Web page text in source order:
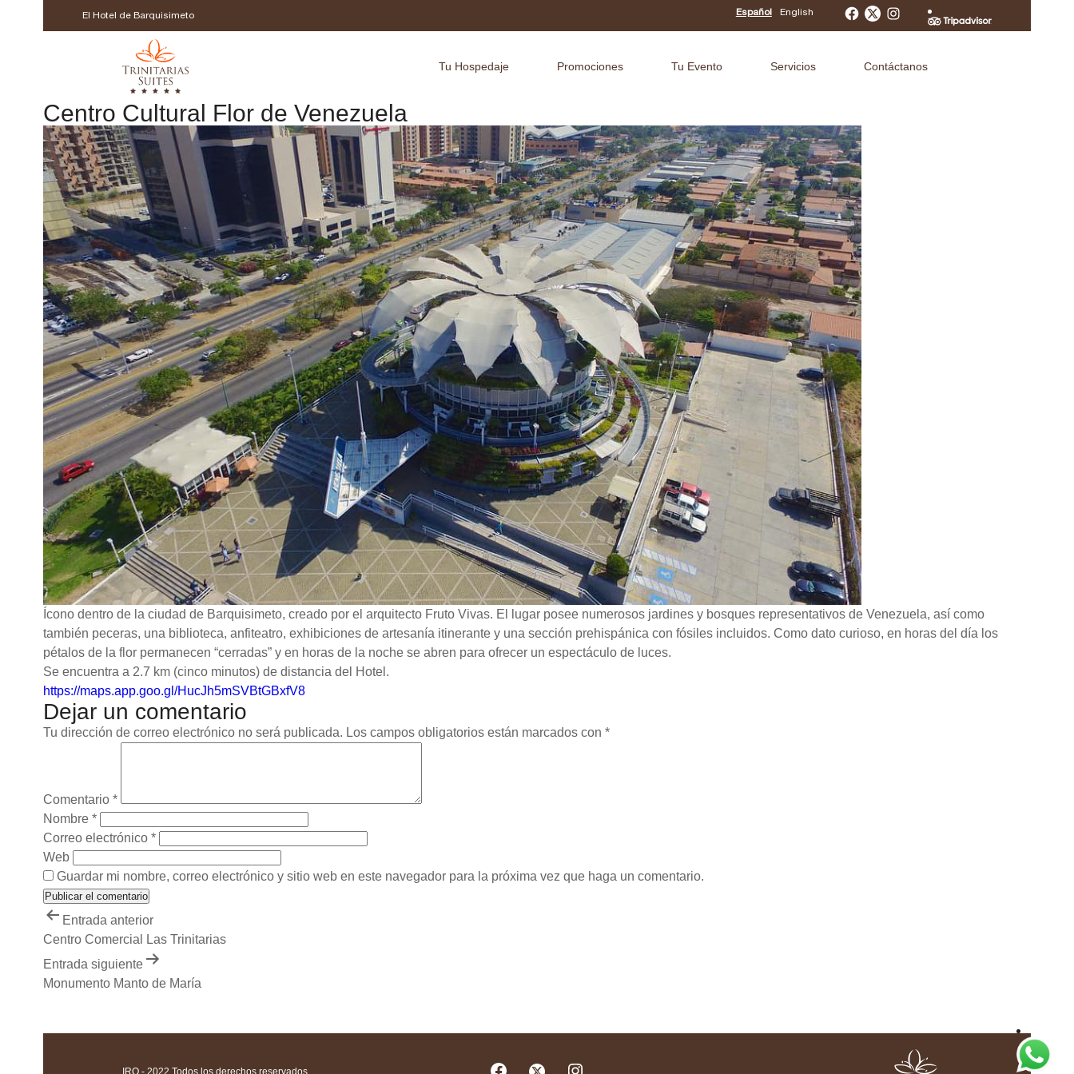
El Hotel de Barquisimeto Español English
Facebook Instagram
Tu Hospedaje Promociones Tu Evento Servicios Contáctanos
Centro Cultural Flor de Venezuela
Ícono dentro de la ciudad de Barquisimeto, creado por el arquitecto Fruto Vivas. El lugar posee numerosos jardines y bosques representativos de Venezuela, así como
también peceras, una biblioteca, anfiteatro, exhibiciones de artesanía itinerante y una sección prehispánica con fósiles incluidos. Como dato curioso, en horas del día los
pétalos de la flor permanecen “cerradas” y en horas de la noche se abren para ofrecer un espectáculo de luces.
Se encuentra a 2.7 km (cinco minutos) de distancia del Hotel.
https://maps.app.goo.gl/HucJh5mSVBtGBxfV8
Dejar un comentario
Tu dirección de correo electrónico no será publicada. Los campos obligatorios están marcados con *
Comentario *
Nombre *
Correo electrónico *
Web
Guardar mi nombre, correo electrónico y sitio web en este navegador para la próxima vez que haga un comentario.
Navegación
de
entradas
Entrada anterior
Centro Comercial Las Trinitarias
Entrada siguiente
Monumento Manto de María
IRO - 2022 Todos los derechos reservados. Facebook